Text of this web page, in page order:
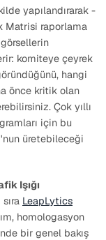
yapılandırarak -
Matrisi raporlama
komiteye çeyrek
hangi
önce kritik olan
Çok yıllı
için bu
üretebileceği
Işığı
LeapLytics
homologasyon
bir genel bakış